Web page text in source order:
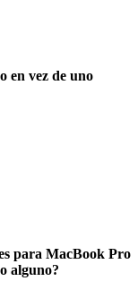
en vez de uno
para MacBook Pro
alguno?